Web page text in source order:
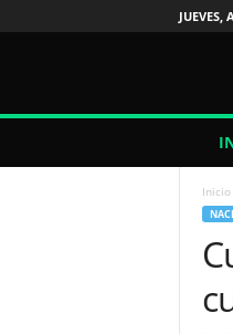
JUEVES,
/
Inicio